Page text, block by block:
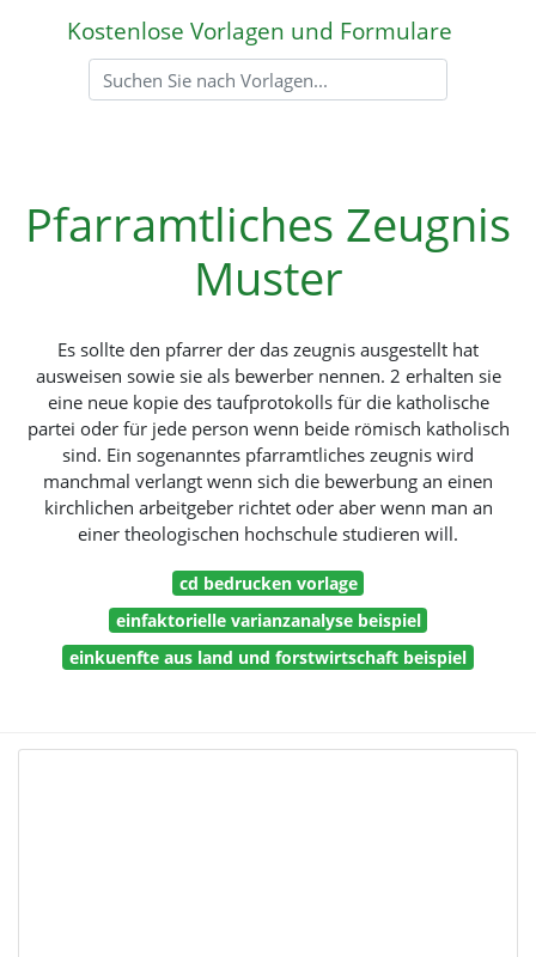
Kostenlose Vorlagen und Formulare
Pfarramtliches Zeugnis
Muster
Es sollte den pfarrer der das zeugnis ausgestellt hat
ausweisen sowie sie als bewerber nennen. 2 erhalten sie
eine neue kopie des taufprotokolls für die katholische
partei oder für jede person wenn beide römisch katholisch
sind. Ein sogenanntes pfarramtliches zeugnis wird
manchmal verlangt wenn sich die bewerbung an einen
kirchlichen arbeitgeber richtet oder aber wenn man an
einer theologischen hochschule studieren will.
cd bedrucken vorlage
einfaktorielle varianzanalyse beispiel
einkuenfte aus land und forstwirtschaft beispiel